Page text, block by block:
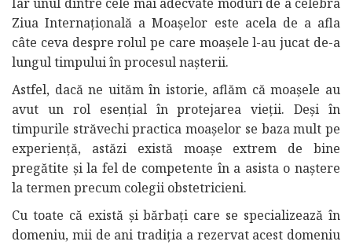
Ziua Internațională a Moașelor este acela de a afla
câte ceva despre rolul pe care moașele l-au jucat de-a
lungul timpului în procesul nașterii.
Astfel, dacă ne uităm în istorie, aflăm că moașele au
avut un rol esențial în protejarea vieții. Deși în
timpurile străvechi practica moașelor se baza mult pe
experiență, astăzi există moașe extrem de bine
pregătite și la fel de competente în a asista o naștere
la termen precum colegii obstetricieni.
Cu toate că există și bărbați care se specializează în
domeniu, mii de ani tradiția a rezervat acest domeniu